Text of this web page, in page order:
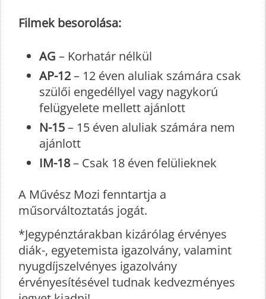
Filmek besorolása:
AG – Korhatár nélkül
AP-12– 12 éven aluliak számára csak
szülői engedéllyel vagy nagykorú
felügyelete mellett ajánlott
N-15– 15 éven aluliak számára nem
ajánlott
IM-18– Csak 18 éven felülieknek
A Művész Mozi fenntartja a
műsorváltoztatás jogát.
*Jegypénztárakban kizárólag érvényes
diák-, egyetemista igazolvány, valamint
nyugdíjszelvényes igazolvány
érvényesítésével tudnak kedvezményes